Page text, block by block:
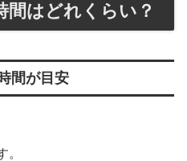
間はどれくらい？
間が目安
。